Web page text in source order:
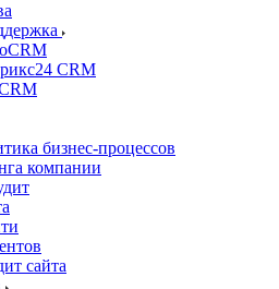
CRM
бизнес-процессов
компании
сайта